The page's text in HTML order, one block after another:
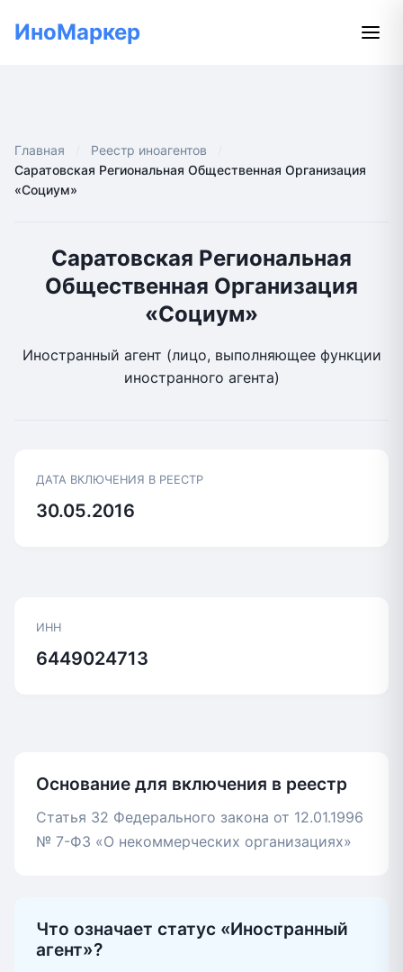
ИноМаркер
Главная
Реестр иноагентов
Саратовская Региональная Общественная Организация
«Социум»
Саратовская Региональная
Общественная Организация
«Социум»
Иностранный агент (лицо, выполняющее функции
иностранного агента)
ДАТА ВКЛЮЧЕНИЯ В РЕЕСТР
30.05.2016
ИНН
6449024713
Основание для включения в реестр
Статья 32 Федерального закона от 12.01.1996
№ 7-ФЗ «О некоммерческих организациях»
Что означает статус «Иностранный
агент»?